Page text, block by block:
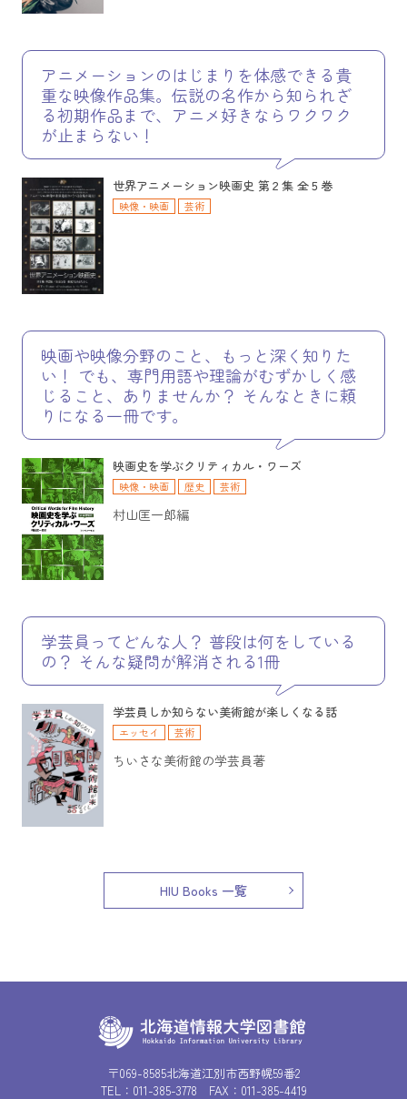
アニメーションのはじまりを体感できる貴
重な映像作品集。伝説の名作から知られざ
る初期作品まで、アニメ好きならワクワク
が止まらない！
世界アニメーション映画史 第２集 全５巻
映像・映画 芸術
映画や映像分野のこと、もっと深く知りた
い！ でも、専門用語や理論がむずかしく感
じること、ありませんか？ そんなときに頼
りになる一冊です。
映画史を学ぶクリティカル・ワーズ
映像・映画 歴史 芸術
村山匡一郎編
学芸員ってどんな人？ 普段は何をしている
の？ そんな疑問が解消される1冊
学芸員しか知らない美術館が楽しくなる話
エッセイ 芸術
ちいさな美術館の学芸員著
HIU Books 一覧
〒069-8585北海道江別市西野幌59番2
TEL： 011-385-3778 FAX：011-385-4419